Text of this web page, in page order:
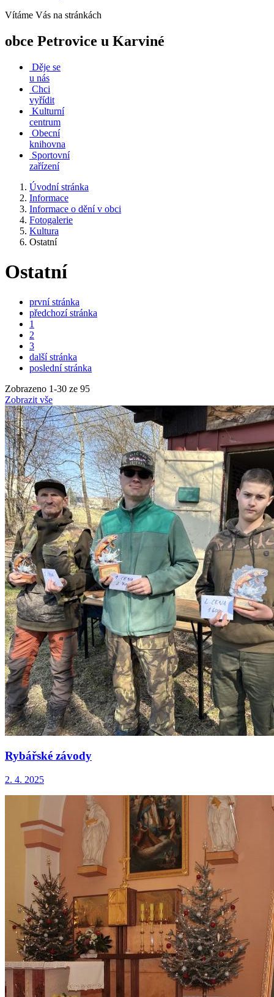
Vítáme Vás na stránkách
obce Petrovice u Karviné
Děje se
u nás
Chci
vyřídit
Kulturní
centrum
Obecní
knihovna
Sportovní
zařízení
Úvodní stránka
Informace
Informace o dění v obci
Fotogalerie
Kultura
Ostatní
Ostatní
první stránka
předchozí stránka
1
2
3
další stránka
poslední stránka
Zobrazeno 1-30 ze 95
Zobrazit vše
Rybářské závody
2. 4. 2025